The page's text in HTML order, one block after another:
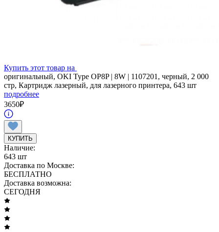
Купить этот товар на
оригинальный, OKI Type OP8P | 8W | 1107201, черный, 2 000
стр, Картридж лазерный, для лазерного принтера, 643 шт
подробнее
3650₽
КУПИТЬ
Наличие:
643 шт
Доставка по Москве:
БЕСПЛАТНО
Доставка возможна:
СЕГОДНЯ